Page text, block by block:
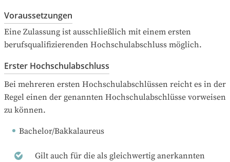
Voraussetzungen
Eine Zulassung ist ausschließlich mit einem ersten
berufsqualifizierenden Hochschulabschluss möglich.
Erster Hochschulabschluss
Bei mehreren ersten Hochschulabschlüssen reicht es in der
Regel einen der genannten Hochschulabschlüsse vorweisen
zu können.
Bachelor/Bakkalaureus
Gilt auch für die als gleichwertig anerkannten